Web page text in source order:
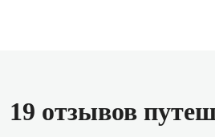
19 отзывов